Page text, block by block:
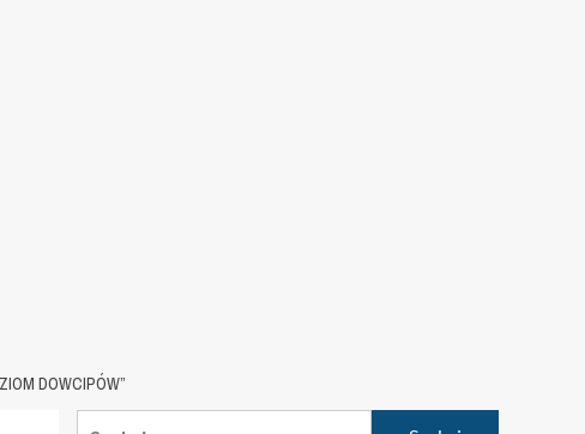
DOWCIPÓW”